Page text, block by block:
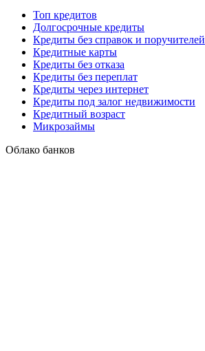
Топ кредитов
Долгосрочные кредиты
Кредиты без справок и поручителей
Кредитные карты
Кредиты без отказа
Кредиты без переплат
Кредиты через интернет
Кредиты под залог недвижимости
Кредитный возраст
Микрозаймы
Облако банков